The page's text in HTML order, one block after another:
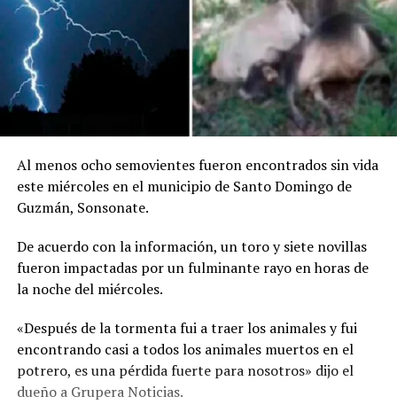
Al menos ocho semovientes fueron encontrados sin vida
este miércoles en el municipio de Santo Domingo de
Guzmán, Sonsonate.
De acuerdo con la información, un toro y siete novillas
fueron impactadas por un fulminante rayo en horas de
la noche del miércoles.
«Después de la tormenta fui a traer los animales y fui
encontrando casi a todos los animales muertos en el
potrero, es una pérdida fuerte para nosotros» dijo el
dueño a Grupera Noticias.